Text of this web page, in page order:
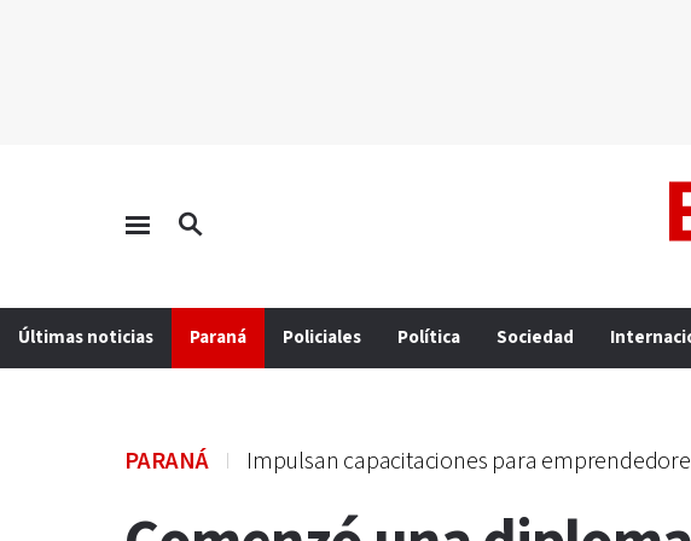
Últimas noticias Paraná Policiales Política Sociedad
PARANÁ Impulsan capacitaciones para